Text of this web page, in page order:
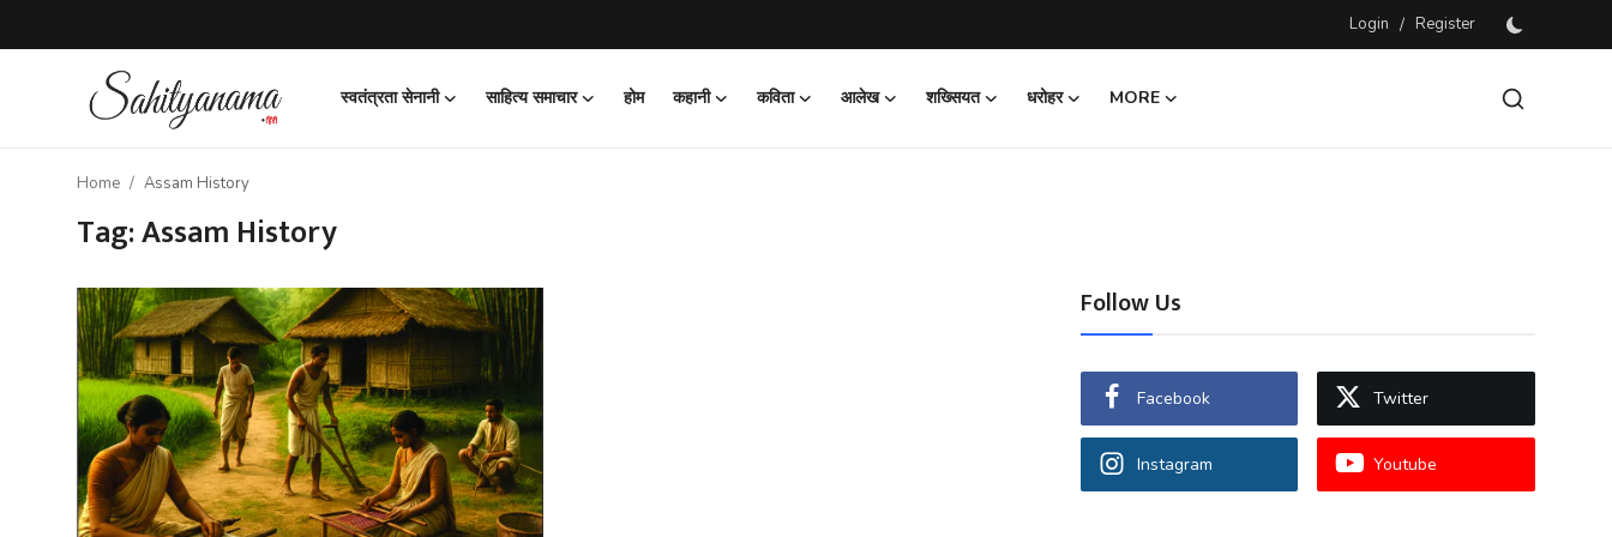
Login / Register
स्वतंत्रता सेनानी साहित्य समाचार होम कहानी कविता आलेख शख्सियत धरोहर
MORE
Register
Home Assam History
Tag: Assam History
Follow Us
Facebook Twitter
Instagram Youtube